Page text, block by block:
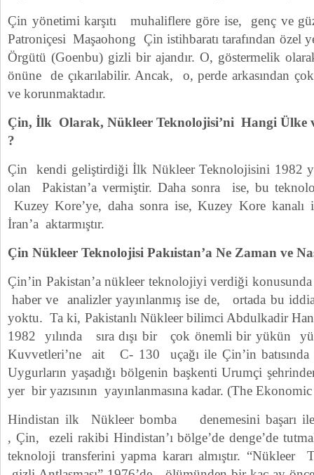
Çin yönetimi karşıtı muhaliflere göre ise, genç ve
Patroniçesi Maşaohong Çin istihbaratı tarafından
Örgütü (Goenbu) gizli bir ajandır. O, göstermelik
önüne de çıkarılabilir. Ancak, o, perde arkasından
ve korunmaktadır.
Çin, İlk Olarak, Nükleer Teknolojisi’ni Hangi Ülke
?
Çin kendi geliştirdiği İlk Nükleer Teknolojisini 1982
olan Pakistan’a vermiştir. Daha sonra ise, bu
Kuzey Kore’ye, daha sonra ise, Kuzey Kore
İran’a aktarmıştır.
Çin Nükleer Teknolojisi Pakıistan’a Ne Zaman ve
Çin’in Pakistan’a nükleer teknolojiyi verdiği
haber ve analizler yayınlanmış ise de, ortada bu
yoktu. Ta ki, Pakistanlı Nükleer bilimci Abdulkadir
1982 yılında sıra dışı bir çok önemli bir yükün
Kuvvetleri’ne ait C- 130 uçağı ile Çin’in
Uygurların yaşadığı bölgenin başkenti Urumçi
yer bir yazısının yayınlanmasına kadar. (The
Hindistan ilk Nükleer bomba denemesini başarı ile
, Çin, ezeli rakibi Hindistan’ı bölge’de denge’de
teknoloji transferini yapma kararı almıştır.